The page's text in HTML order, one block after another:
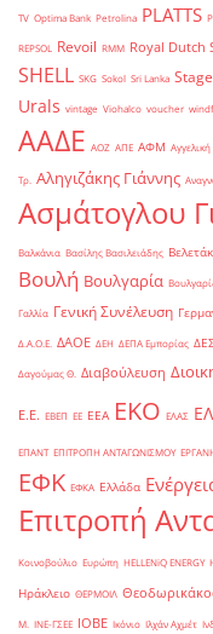
TV Optima Bank Petrolina PLATTS
REPSOL Revoil RMM Royal Dutch
SHELL SKG Sokol Sri Lanka
Urals vintage Viohalco voucher
ΑΑΔΕ ΑΟΖ ΑΠΕ ΑΦΜ
Τρ. Αληγιζάκης Γιάννης
Ασμάτογλου
Βαλκάνια Βασίλης Βασιλειάδης
Βουλή Βουλγαρία
Γαλλία Γενική Συνέλευση
Δ.Α.Ο.Ε. ΔΑΟΕ ΔΕΗ ΔΕΠΑ Εμπορίας
Δαγούμας Θ. Διαβούλευση
Ε.Ε. ΕΒΕΠ ΕΕ ΕΕΑ ΕΚΟ ΕΛΑΣ
ΕΠΑΝΤ ΕΠΙΤΡΟΠΗ ΑΝΤΑΓΩΝΙΣΜΟΥ
ΕΦΚ ΕΦΚΑ Ελλάδα
Επιτροπή
Κοινοβούλιο Ευρώπη ΗELLENiQ ENERGY
Ηράκλειο ΘΕΡΜΟΙΛ
Μ. ΙΝΕ-ΓΣΕΕ ΙΟΒΕ Ικόνιο Ιλχάν Αχμέτ